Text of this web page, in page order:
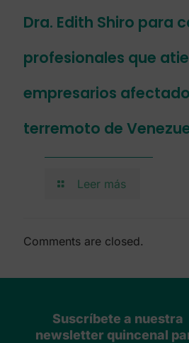
Dra. Edith Shiro para
profesionales que
empresarios
terremoto de
Leer más
Comments are closed.
Suscríbete a nuestra
newsletter quincenal